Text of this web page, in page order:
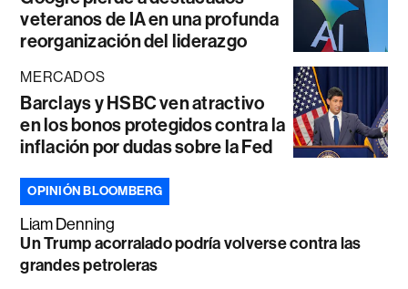
veteranos de IA en una profunda
reorganización del liderazgo
MERCADOS
Barclays y HSBC ven atractivo
en los bonos protegidos contra la
inflación por dudas sobre la Fed
OPINIÓN BLOOMBERG
Liam Denning
Un Trump acorralado podría volverse contra las
grandes petroleras